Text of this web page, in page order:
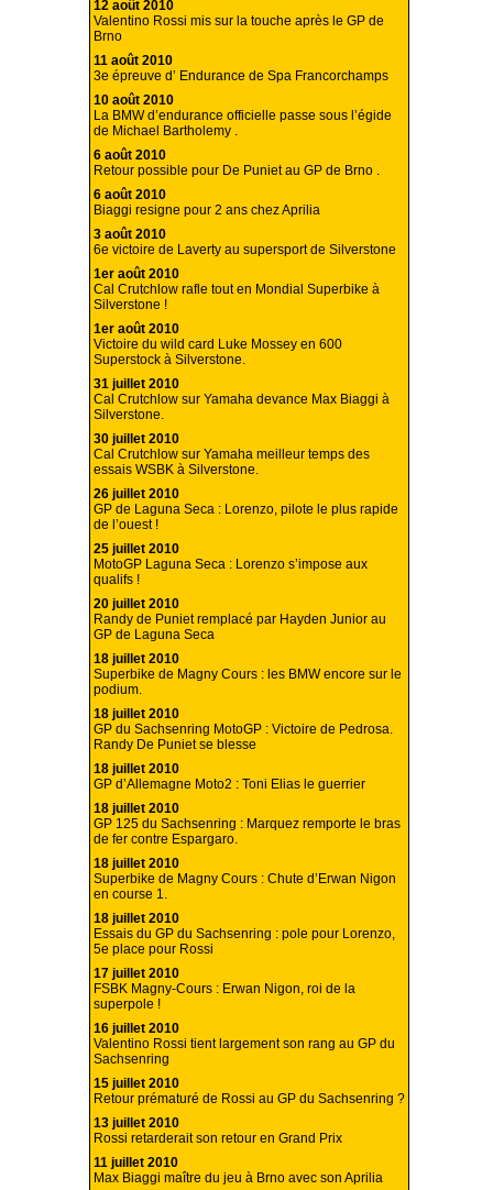
12 août 2010
Valentino Rossi mis sur la touche après le GP de
Brno
11 août 2010
3e épreuve d’ Endurance de Spa Francorchamps
10 août 2010
La BMW d’endurance officielle passe sous l’égide
de Michael Bartholemy .
6 août 2010
Retour possible pour De Puniet au GP de Brno .
6 août 2010
Biaggi resigne pour 2 ans chez Aprilia
3 août 2010
6e victoire de Laverty au supersport de Silverstone
1er août 2010
Cal Crutchlow rafle tout en Mondial Superbike à
Silverstone !
1er août 2010
Victoire du wild card Luke Mossey en 600
Superstock à Silverstone.
31 juillet 2010
Cal Crutchlow sur Yamaha devance Max Biaggi à
Silverstone.
30 juillet 2010
Cal Crutchlow sur Yamaha meilleur temps des
essais WSBK à Silverstone.
26 juillet 2010
GP de Laguna Seca : Lorenzo, pilote le plus rapide
de l’ouest !
25 juillet 2010
MotoGP Laguna Seca : Lorenzo s’impose aux
qualifs !
20 juillet 2010
Randy de Puniet remplacé par Hayden Junior au
GP de Laguna Seca
18 juillet 2010
Superbike de Magny Cours : les BMW encore sur le
podium.
18 juillet 2010
GP du Sachsenring MotoGP : Victoire de Pedrosa.
Randy De Puniet se blesse
18 juillet 2010
GP d’Allemagne Moto2 : Toni Elias le guerrier
18 juillet 2010
GP 125 du Sachsenring : Marquez remporte le bras
de fer contre Espargaro.
18 juillet 2010
Superbike de Magny Cours : Chute d’Erwan Nigon
en course 1.
18 juillet 2010
Essais du GP du Sachsenring : pole pour Lorenzo,
5e place pour Rossi
17 juillet 2010
FSBK Magny-Cours : Erwan Nigon, roi de la
superpole !
16 juillet 2010
Valentino Rossi tient largement son rang au GP du
Sachsenring
15 juillet 2010
Retour prématuré de Rossi au GP du Sachsenring ?
13 juillet 2010
Rossi retarderait son retour en Grand Prix
11 juillet 2010
Max Biaggi maître du jeu à Brno avec son Aprilia